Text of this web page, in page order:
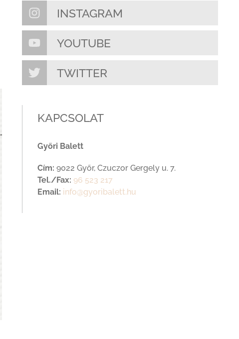
INSTAGRAM
YOUTUBE
TWITTER
KAPCSOLAT
Győri Balett
Cím: 9022 Győr, Czuczor Gergely u. 7.
Tel./Fax: 96 523 217
Email: info@gyoribalett.hu